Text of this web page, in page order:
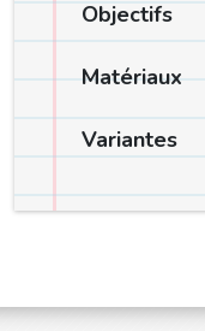
Objectifs
Matériaux
Variantes